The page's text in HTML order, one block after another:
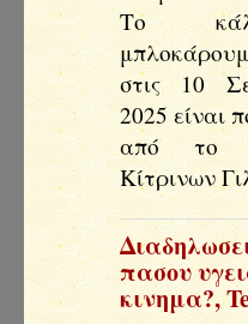
Το
στις 10
2025 είναι
από το
Κίτρινων
πασου
κινημα?,